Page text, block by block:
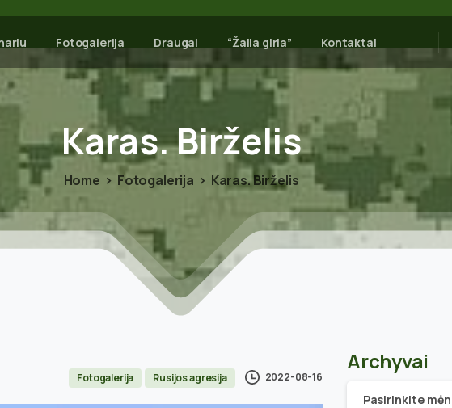
Fotogalerija Draugai “Žalia giria” Kontaktai
Karas.Birželis
Home Fotogalerija Karas. Birželis
Fotogalerija Rusijos agresija 2022-08-16
Archyvai
Archyvai
Pasirinkite